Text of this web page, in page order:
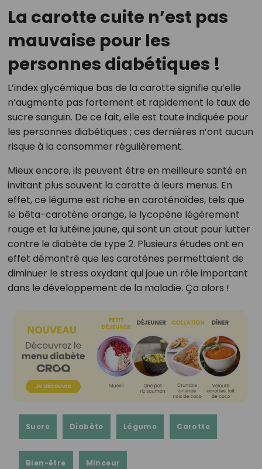
La carotte cuite n’est pas
mauvaise pour les
personnes diabétiques !
L’index glycémique bas de la carotte signifie qu’elle
n’augmente pas fortement et rapidement le taux de
sucre sanguin. De ce fait, elle est toute indiquée pour
les personnes diabétiques ; ces dernières n’ont aucun
risque à la consommer régulièrement.
Mieux encore, ils peuvent être en meilleure santé en
invitant plus souvent la carotte à leurs menus. En
effet, ce légume est riche en caroténoïdes, tels que
le bêta-carotène orange, le lycopène légèrement
rouge et la lutéine jaune, qui sont un atout pour lutter
contre le diabète de type 2. Plusieurs études ont en
effet démontré que les carotènes permettaient de
diminuer le stress oxydant qui joue un rôle important
dans le développement de la maladie. Ça alors !
Sucre Diabète Légume Carotte
Bien-être Minceur